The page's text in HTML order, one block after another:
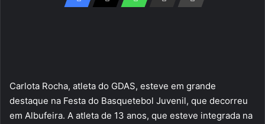
Carlota Rocha, atleta do GDAS, esteve em grande
destaque na Festa do Basquetebol Juvenil, que decorreu
em Albufeira. A atleta de 13 anos, que esteve integrada na